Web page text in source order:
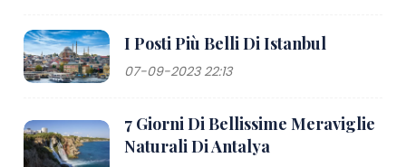
I Posti Più Belli Di Istanbul
07-09-2023 22:13
7 Giorni Di Bellissime Meraviglie
Naturali Di Antalya